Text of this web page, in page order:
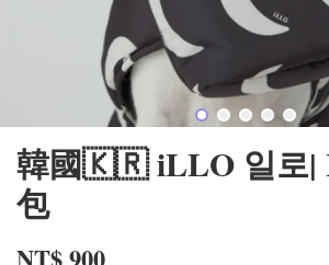
韓國🇰🇷 iLLO 일로|
包